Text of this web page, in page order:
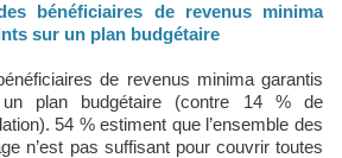
bénéficiaires de revenus minima
sur un plan budgétaire
de revenus minima garantis
plan budgétaire (contre 14 % de
54 % estiment que l’ensemble des
n’est pas suffisant pour couvrir toutes